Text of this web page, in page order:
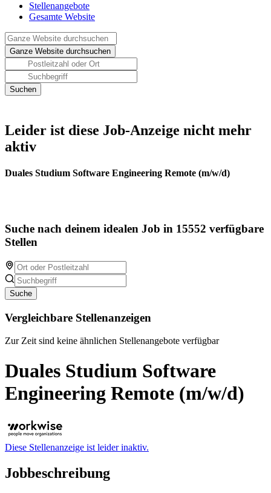
Stellenangebote
Gesamte Website
Leider ist diese Job-Anzeige nicht mehr
aktiv
Duales Studium Software Engineering Remote (m/w/d)
Suche nach deinem idealen Job in 15552 verfügbare
Stellen
Suche
Vergleichbare Stellenanzeigen
Zur Zeit sind keine ähnlichen Stellenangebote verfügbar
Duales Studium Software
Engineering Remote (m/w/d)
Diese Stellenanzeige ist leider inaktiv.
Jobbeschreibung